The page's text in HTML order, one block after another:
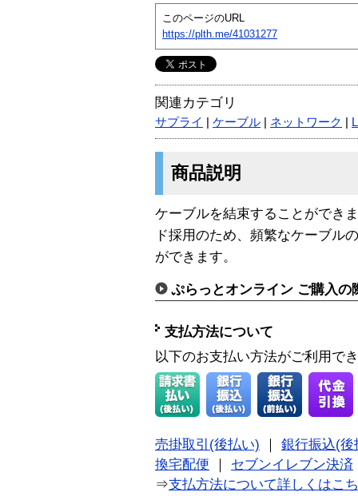
このページのURL
https://plth.me/41031277
関連カテゴリ
サプライ ケーブル ネットワーク
商品説明
ケーブルを結束することができ
ド採用のため、頻繁なケーブル
ができます。
ぷらっとオンライン ご購入の
支払方法について
以下のお支払い方法がご利用で
売掛取引(後払い)
銀行振込(後
換宅配便
セブンイレブン決済
⇒支払方法について詳しくはこ